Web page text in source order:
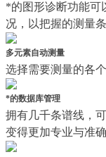
*的图形诊断功能可
况，以把握的测量
多元素自动测量
选择需要测量的各
*的数据库管理
拥有几千条谱线，
变得更加专业与准